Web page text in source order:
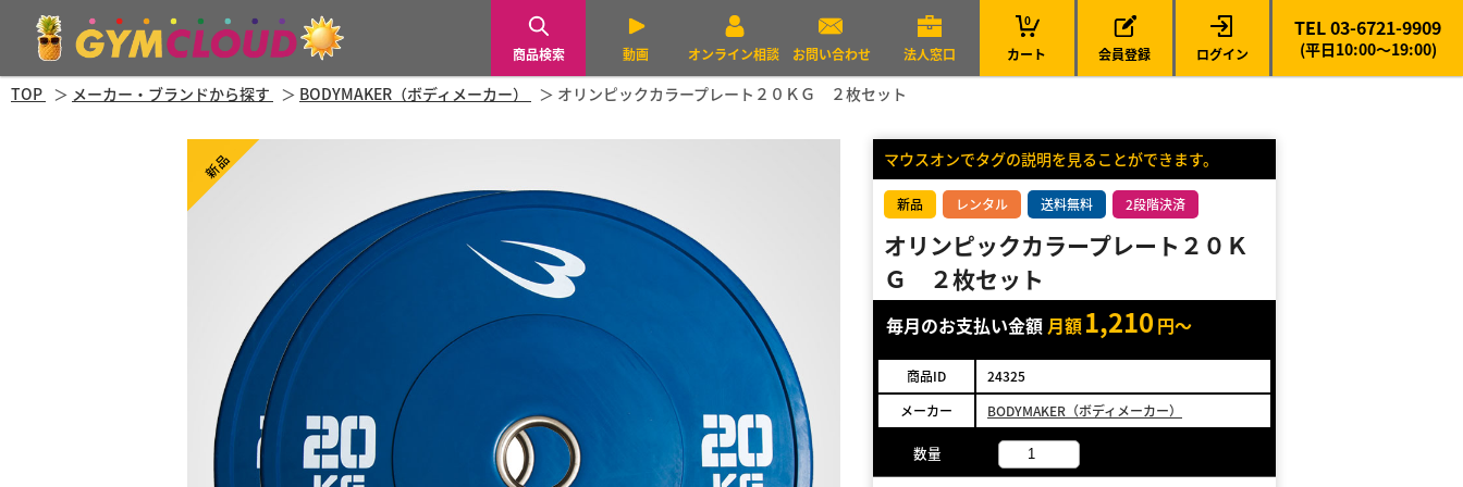
商品検索 動画 オンライン相談 お問い合わせ 法人窓口 カート
0
会員登録 ログイン
TEL 03-6721-9909
(平日10:00～19:00)
TOP メーカー・ブランドから探す BODYMAKER（ボディメーカー） オリンピックカラープレート２０ＫＧ ２枚セット
新品 マウスオンでタグの説明を見ることができます。
新品 レンタル 送料無料 2段階決済
オリンピックカラープレート２０Ｋ
Ｇ ２枚セット
毎月のお支払い金額 月額1,210 円～
商品ID
24325
メーカー
BODYMAKER（ボディメーカー）
数量